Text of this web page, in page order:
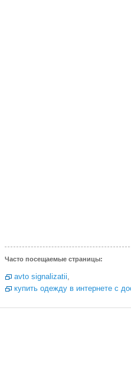
Часто посещаемые страницы:
avto signalizatii,
купить одежду в интернете с